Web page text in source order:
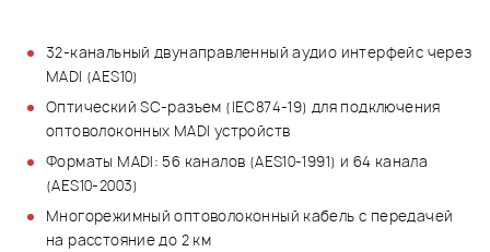
32-канальный двунаправленный аудио интерфейс через
MADI (AES10)
Оптический SC-разъем (IEC874-19) для подключения
оптоволоконных MADI устройств
Форматы MADI: 56 каналов (AES10-1991) и 64 канала
(AES10-2003)
Многорежимный оптоволоконный кабель с передачей
на расстояние до 2 км